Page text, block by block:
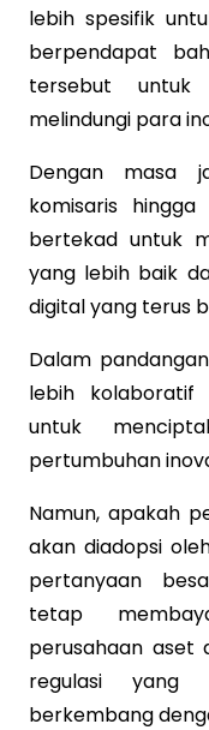
lebih spesifik
berpendapat
tersebut
melindungi para
Dengan masa
komisaris
bertekad untuk
yang lebih baik
digital yang terus
Dalam
lebih
untuk
pertumbuhan
Namun, apakah
akan diadopsi
pertanyaan
tetap
perusahaan aset
regulasi yang
berkembang